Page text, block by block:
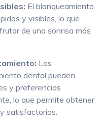
El blanqueamiento
y visibles, lo que
de una sonrisa más
Los
dental pueden
y preferencias
lo que permite obtener
satisfactorios.